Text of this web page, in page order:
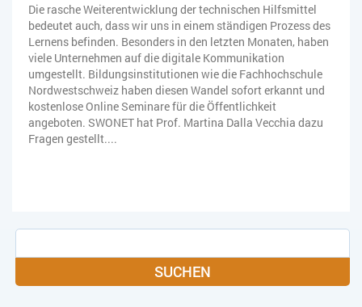
Die rasche Weiterentwicklung der technischen Hilfsmittel
bedeutet auch, dass wir uns in einem ständigen Prozess des
Lernens befinden. Besonders in den letzten Monaten, haben
viele Unternehmen auf die digitale Kommunikation
umgestellt. Bildungsinstitutionen wie die Fachhochschule
Nordwestschweiz haben diesen Wandel sofort erkannt und
kostenlose Online Seminare für die Öffentlichkeit
angeboten. SWONET hat Prof. Martina Dalla Vecchia dazu
Fragen gestellt....
SUCHEN